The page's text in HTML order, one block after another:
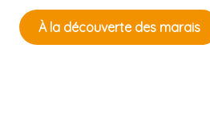
À la découverte des marais